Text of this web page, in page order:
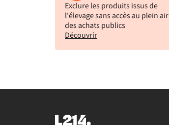
Exclure les produits issus de
l'élevage sans accès au plein air
des achats publics
Découvrir